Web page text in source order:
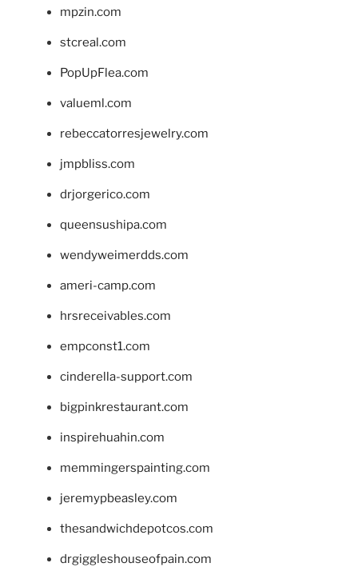
mpzin.com
stcreal.com
PopUpFlea.com
valueml.com
rebeccatorresjewelry.com
jmpbliss.com
drjorgerico.com
queensushipa.com
wendyweimerdds.com
ameri-camp.com
hrsreceivables.com
empconst1.com
cinderella-support.com
bigpinkrestaurant.com
inspirehuahin.com
memmingerspainting.com
jeremypbeasley.com
thesandwichdepotcos.com
drgiggleshouseofpain.com